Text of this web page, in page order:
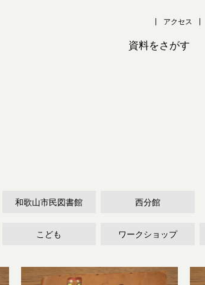
アクセス
資料をさがす
和歌山市民図書館 西分館
こども ワークショップ